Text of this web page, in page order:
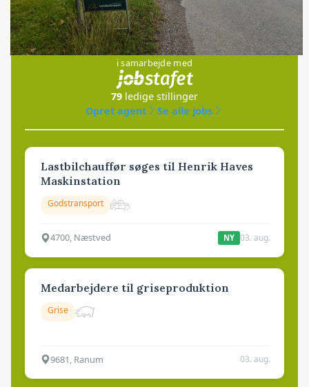
Jobs
i samarbejde med
79 ledige stillinger
Opret agent
Se alle jobs
Lastbilchauffør søges til Henrik Haves
Maskinstation
Godstransport
4700, Næstved NY 03. aug.
Medarbejdere til griseproduktion
Grise
9681, Ranum 03. aug.